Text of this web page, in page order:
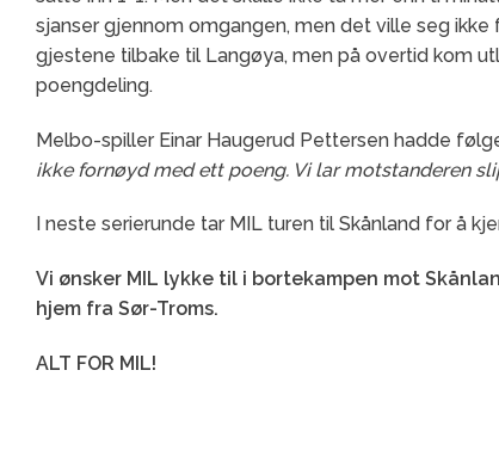
sjanser gjennom omgangen, men det ville seg
gjestene tilbake til Langøya, men på overtid kom
poengdeling.
Melbo-spiller Einar Haugerud Pettersen hadde
ikke fornøyd med ett poeng. Vi lar motstanderen
I neste serierunde tar MIL turen til Skånland for å
Vi ønsker MIL lykke til i bortekampen mot
hjem fra Sør-Troms.
ALT FOR MIL!